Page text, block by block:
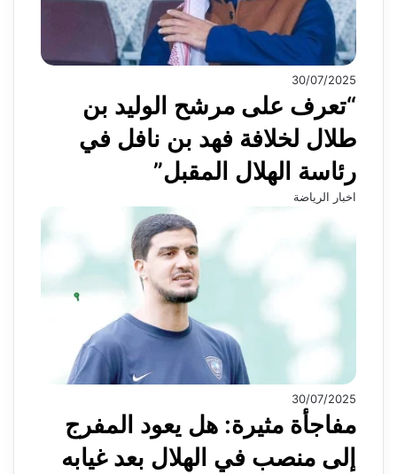
30/07/2025
“تعرف على مرشح الوليد بن
طلال لخلافة فهد بن نافل في
رئاسة الهلال المقبل”
اخبار الرياضة
30/07/2025
مفاجأة مثيرة: هل يعود المفرج
إلى منصب في الهلال بعد غيابه